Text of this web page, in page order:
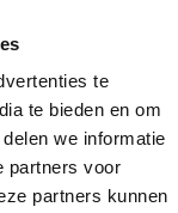
te
te bieden en om
we informatie
partners voor
partners kunnen